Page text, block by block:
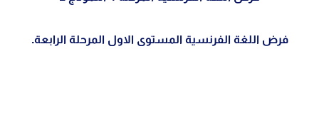
فرض اللغة الفرنسية المستوى الاول المرحلة الرابعة.